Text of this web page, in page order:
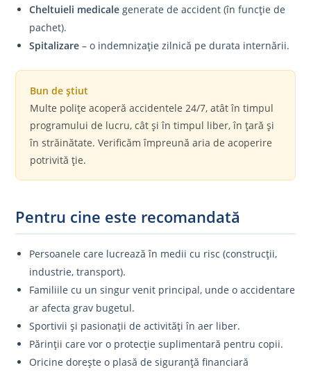
Cheltuieli medicale generate de accident (în funcție de
pachet).
Spitalizare – o indemnizație zilnică pe durata internării.
Bun de știut
Multe polițe acoperă accidentele 24/7, atât în timpul
programului de lucru, cât și în timpul liber, în țară și
în străinătate. Verificăm împreună aria de acoperire
potrivită ție.
Pentru cine este recomandată
Persoanele care lucrează în medii cu risc (construcții,
industrie, transport).
Familiile cu un singur venit principal, unde o accidentare
ar afecta grav bugetul.
Sportivii și pasionații de activități în aer liber.
Părinții care vor o protecție suplimentară pentru copii.
Oricine dorește o plasă de siguranță financiară